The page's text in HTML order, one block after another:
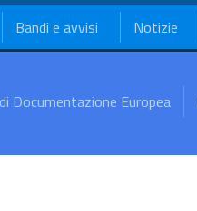
Bandi e avvisi Notizie
Documentazione Europea